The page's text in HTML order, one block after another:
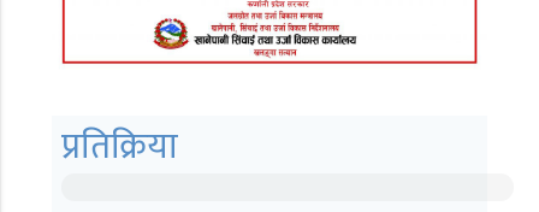
प्रतिक्रिया